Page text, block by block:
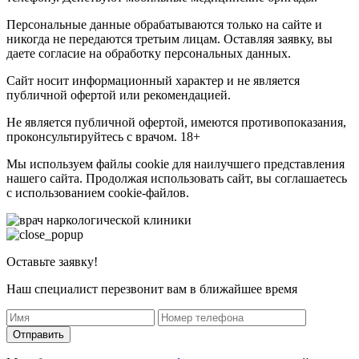
Персональные данные обрабатываются только на сайте и
никогда не передаются третьим лицам. Оставляя заявку, вы
даете согласие на обработку персональных данных.
Сайт носит информационный характер и не является
публичной офертой или рекомендацией.
Не является публичной офертой, имеются противопоказания,
проконсультируйтесь с врачом. 18+
Мы используем файлы cookie для наилучшего представления
нашего сайта. Продолжая использовать сайт, вы соглашаетесь
с использованием cookie-файлов.
Оставьте заявку!
Наш специалист перезвонит вам в ближайшее время
Отправить